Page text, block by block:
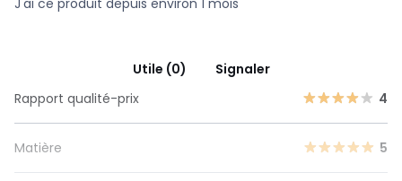
Utile (0)
Signaler
Rapport qualité-prix
4
Matière 5